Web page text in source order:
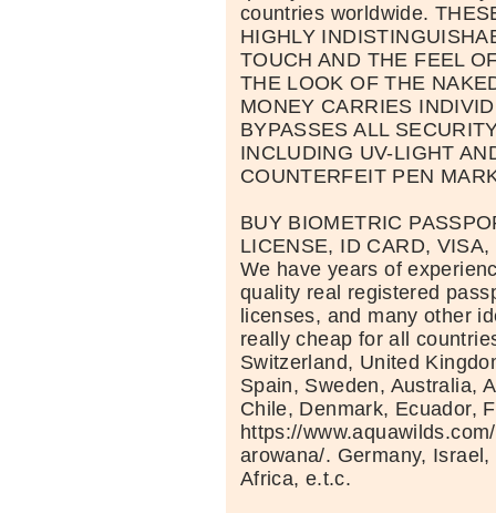
countries worldwide.
HIGHLY
TOUCH AND THE FEEL
THE LOOK OF THE
MONEY CARRIES
BYPASSES ALL
INCLUDING UV-LIGHT
COUNTERFEIT PEN
BUY BIOMETRIC
LICENSE, ID CARD, VISA,
We have years of
quality real registered
licenses, and many other
really cheap for all
Switzerland, United
Spain, Sweden, Australia,
Chile, Denmark, Ecuador,
https://
arowana/. Germany,
Africa, e.t.c.